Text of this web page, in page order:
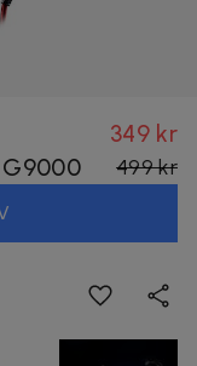
349 kr
499 kr